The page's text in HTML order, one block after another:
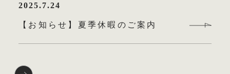
2025.7.24
【お知らせ】夏季休暇のご案内